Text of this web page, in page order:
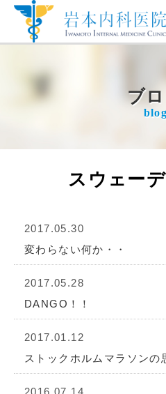
ブ
blog
スウェー
2017.05.30
変わらない何か・・
2017.05.28
DANGO！！
2017.01.12
ストックホルムマラソンの
2016.07.14